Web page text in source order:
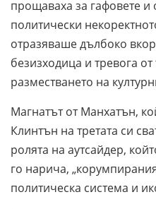
прощаваха за гафовете и
политически
отразяваше дълбоко
безизходица и тревога
разместването на
Магнатът от Манхатън,
Клинтън на третата си
ролята на аутсайдер,
го нарича,
политическа система и